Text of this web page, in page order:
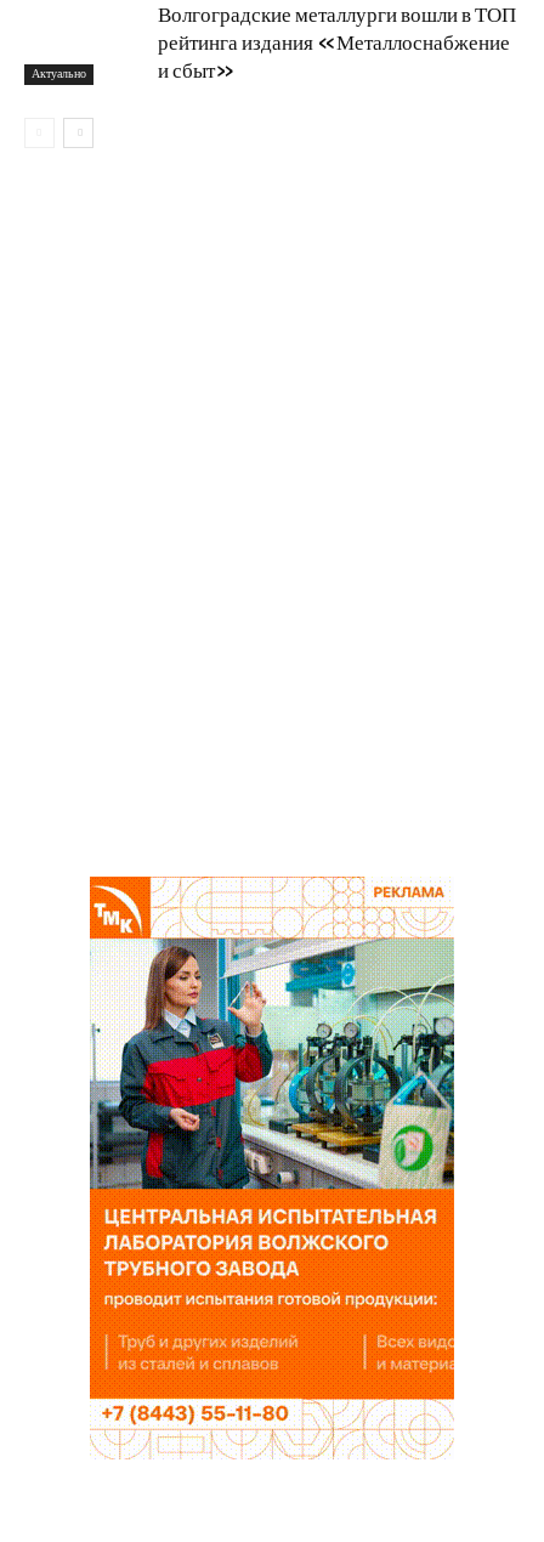
Актуально
Волгоградские металлурги вошли в ТОП
рейтинга издания «Металлоснабжение
и сбыт»